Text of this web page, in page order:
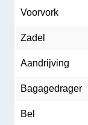
Voorvork
Zadel
Aandrijving
Bagagedrager
Bel